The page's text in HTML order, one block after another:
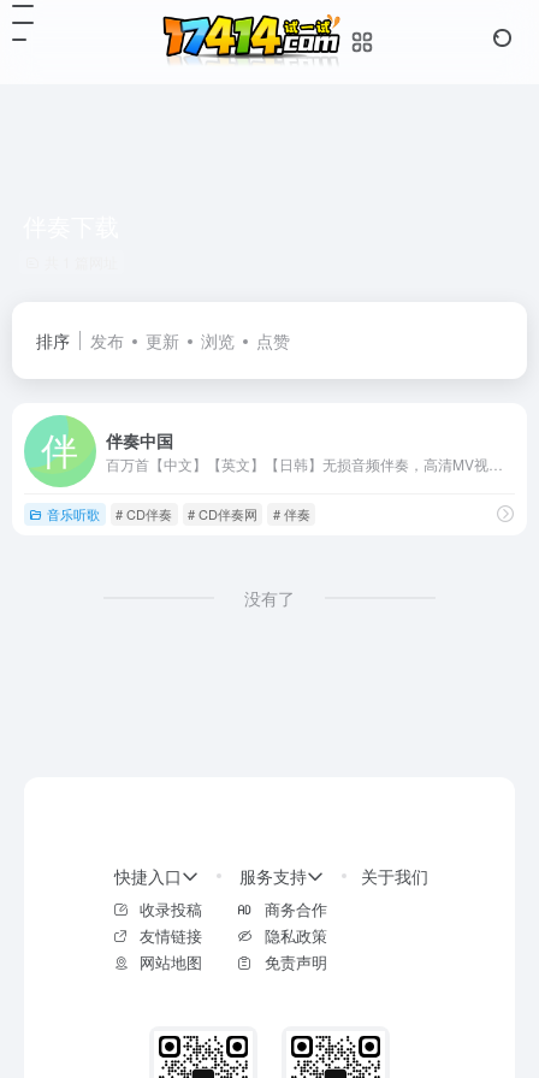
排序 发布 更新 浏览 点赞
伴奏中国
音乐听歌 # CD伴奏 # CD伴奏网 # 伴奏
没有了
快捷入口
收录投稿
友情链接
网站地图
服务支持
商务合作
隐私政策
免责声明
关于我们